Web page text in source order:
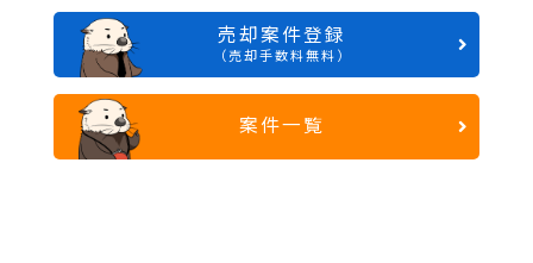
売却案件登録
（売却手数料無料）
案件一覧